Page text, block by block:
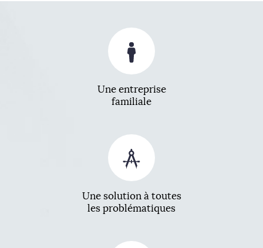
Une entreprise
familiale
Une solution à toutes
les problématiques